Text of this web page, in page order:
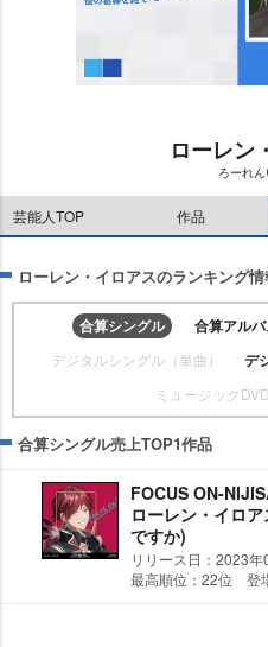
ローレン
ろーれ
芸能人TOP 作品
ローレン・イロアスのランキング情
合算シングル 合算アル
デジタルシングル（単曲） デ
ミュージック
合算シングル売上TOP1作品
FOCUS ON-
ローレン・イロ
ですか)
リリース日：2023年
最高順位：22位 登